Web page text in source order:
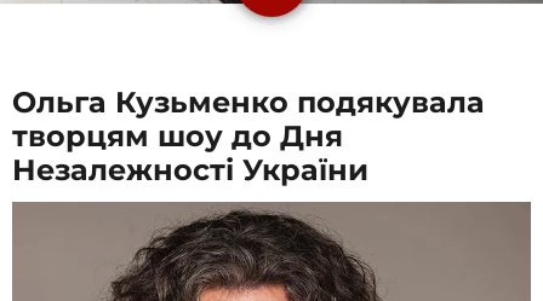
Ольга Кузьменко подякувала
творцям шоу до Дня
Незалежності України